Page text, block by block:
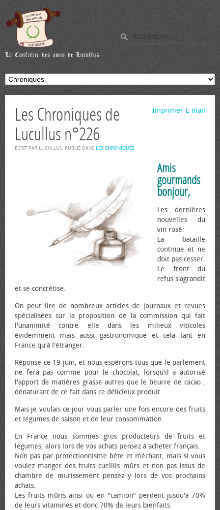
E-mail
Imprimer
Les Chroniques de
Lucullus n°226
ÉCRIT PAR LUCULLUS. PUBLIÉ DANS LES CHRONIQUES.
Amis
gourmands
bonjour,
Les dernières
nouvelles du
vin rosé:
La bataille
continue et ne
doit pas cesser.
Le front du
refus s'agrandit
et se concrétise.
On peut lire de nombreux articles de journaux et revues
spécialisées sur la proposition de la commission qui fait
l'unanimité contre elle dans les milieux viticoles
évidemment mais aussi gastronomique et cela tant en
France qu'à l'étranger.
Réponse ce 19 juin, et nous espérons tous que le parlement
ne fera pas comme pour le chocolat, lorsqu'il a autorisé
l'apport de matières grasse autres que le beurre de cacao ,
dénaturant de ce fait dans ce délicieux produit.
Mais je voulais ce jour vous parler une fois encore des fruits
et légumes de saison et de leur consommation.
En France nous sommes gros producteurs de fruits et
légumes, alors lors de vos achats pensez à acheter français.
Non pas par protectionnisme bête et méchant, mais si vous
voulez manger des fruits cueillis mûrs et non pas issus de
chambre de murissement pensez y lors de vos prochains
achats.
Les fruits mûris ainsi ou en "camion" perdent jusqu'à 70%
de leurs vitamines et donc 70% de leurs bienfaits.